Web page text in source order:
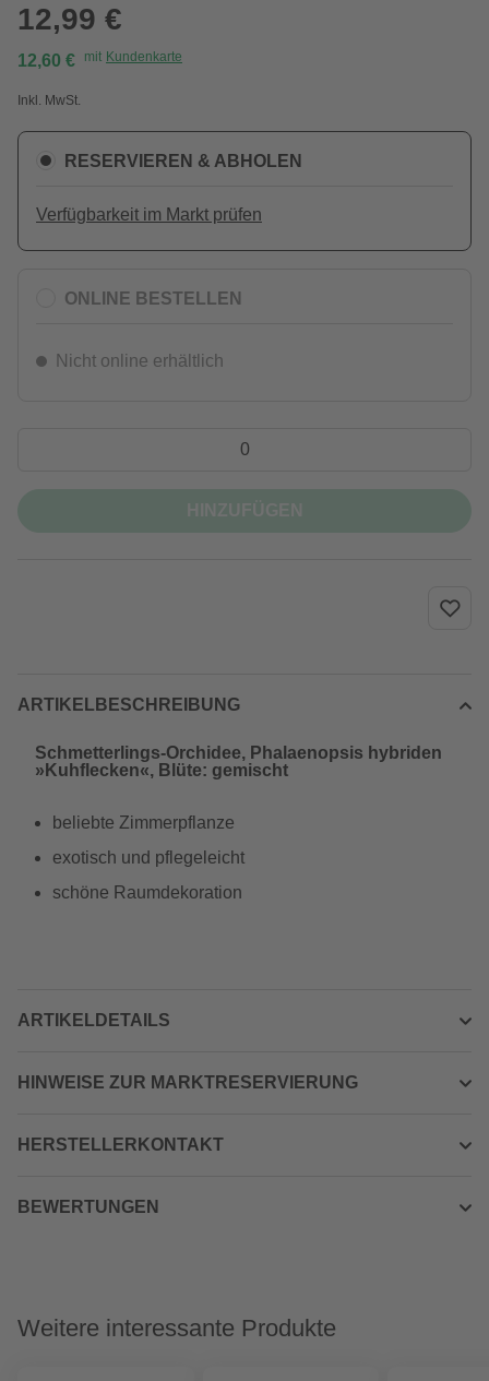
12,99 €
12,60 € mit Kundenkarte
Inkl. MwSt.
RESERVIEREN & ABHOLEN
Verfügbarkeit im Markt prüfen
ONLINE BESTELLEN
Nicht online erhältlich
ARTIKELBESCHREIBUNG
Schmetterlings-Orchidee, Phalaenopsis hybriden
»Kuhflecken«, Blüte: gemischt
beliebte Zimmerpflanze
exotisch und pflegeleicht
schöne Raumdekoration
ARTIKELDETAILS
HINWEISE ZUR MARKTRESERVIERUNG
HERSTELLERKONTAKT
BEWERTUNGEN
Weitere interessante Produkte